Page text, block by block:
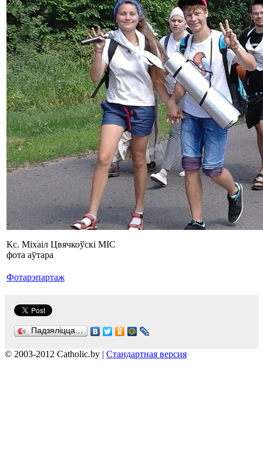
Кс. Міхаіл Цвячкоўскі MIC
фота аўтара
Фотарэпартаж
Падзяліцца…
© 2003-2012 Catholic.by | Стандартная версия